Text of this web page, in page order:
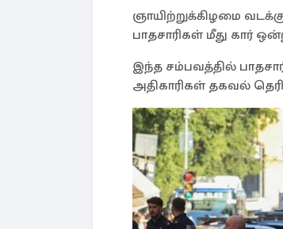
ஞாயிற்றுக்கிழமை
பாதசாரிகள் மீது கார்
இந்த சம்பவத்தில்
அதிகாரிகள் தகவல்